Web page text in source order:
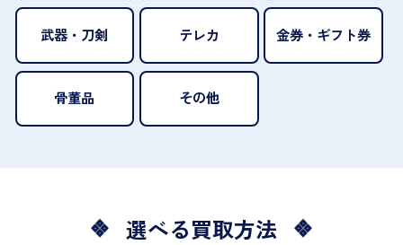
武器・刀剣 テレカ 金券・ギフト券
骨董品 その他
選べる買取方法